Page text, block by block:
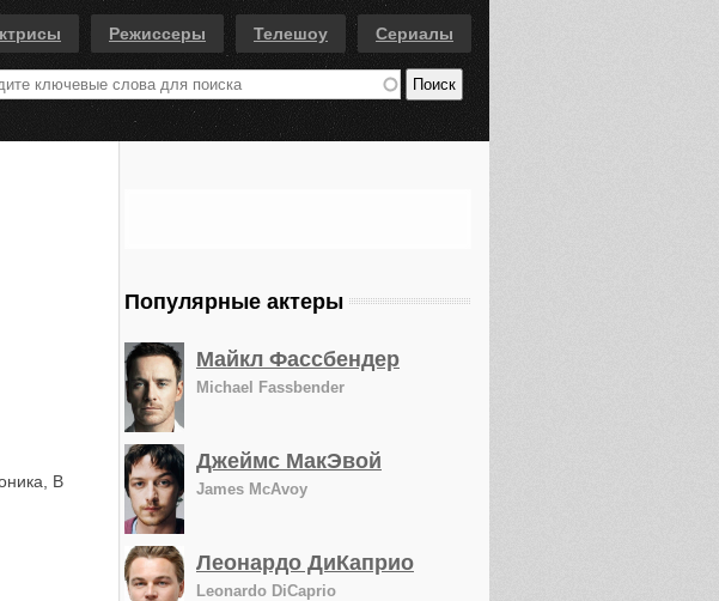
Режиссеры Телешоу Сериалы
В
Популярные актеры
Майкл Фассбендер
Michael Fassbender
Джеймс МакЭвой
James McAvoy
Леонардо ДиКаприо
Leonardo DiCaprio